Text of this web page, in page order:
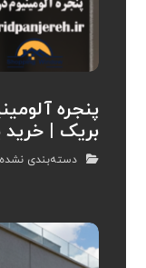
پنجره
بریک | خرید
دسته‌بندی نشده